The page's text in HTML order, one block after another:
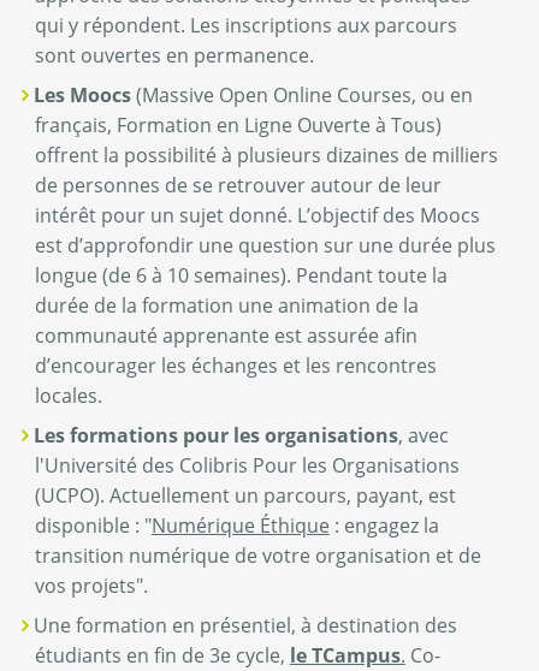
qui y répondent. Les inscriptions aux parcours
sont ouvertes en permanence.
Les Moocs(Massive Open Online Courses, ou en
français, Formation en Ligne Ouverte à Tous)
offrent la possibilité à plusieurs dizaines de milliers
de personnes de se retrouver autour de leur
intérêt pour un sujet donné. L’objectif des Moocs
est d’approfondir une question sur une durée plus
longue (de 6 à 10 semaines). Pendant toute la
durée de la formation une animation de la
communauté apprenante est assurée afin
d’encourager les échanges et les rencontres
locales.
Les formations pour les organisations, avec
l'Université des Colibris Pour les Organisations
(UCPO). Actuellement un parcours, payant, est
disponible : "Numérique Éthique : engagez la
transition numérique de votre organisation et de
vos projets".
Une formation en présentiel, à destination des
étudiants en fin de 3e cycle, le TCampus. Co-